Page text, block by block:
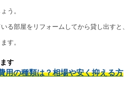
う。
る部屋をリフォームしてから貸し出すと、
す。
す
用の種類は？相場や安く抑える方